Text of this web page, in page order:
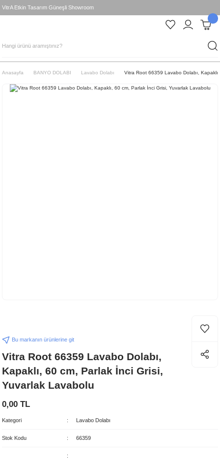
VitrA Etkin Tasarım Güneşli Showroom
Anasayfa BANYO DOLABI Lavabo Dolabı Vitra Root 66359 Lavabo Dolabı,
Bu markanın ürünlerine git
Vitra Root 66359 Lavabo Dolabı,
Kapaklı, 60 cm, Parlak İnci Grisi,
Yuvarlak Lavabolu
0,00 TL
Kategori Lavabo Dolabı
Stok Kodu 66359